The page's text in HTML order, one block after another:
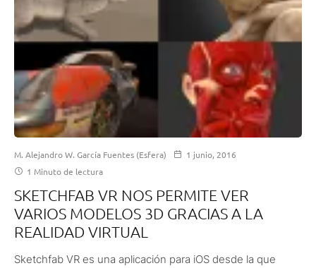
M. Alejandro W. García Fuentes (Esfera)
1 junio, 2016
1 Minuto de lectura
SKETCHFAB VR NOS PERMITE VER
VARIOS MODELOS 3D GRACIAS A LA
REALIDAD VIRTUAL
Sketchfab VR es una aplicación para iOS desde la que